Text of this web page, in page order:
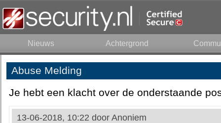
Nieuws Achtergrond
Abuse Melding
Je hebt een klacht over de onderstaande
13-06-2018, 10:22 door Anoniem